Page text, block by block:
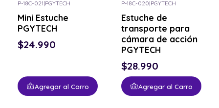
P-18C-021|PGYTECH
Mini Estuche
PGYTECH
$24.990
Agregar al Carro
P-18C-020|PGYTECH
Estuche de
transporte para
cámara de acción
PGYTECH
$28.990
Agregar al Carro